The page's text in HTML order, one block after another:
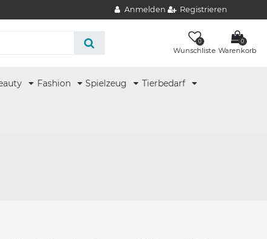
Anmelden Registrieren
0
Wunschliste
0
Warenkorb
Fashion Spielzeug Tierbedarf